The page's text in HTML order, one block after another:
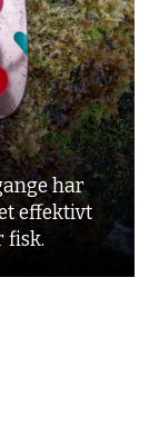
har
effektivt
fisk.